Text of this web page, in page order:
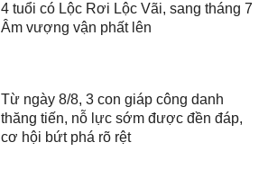
4 tuổi có Lộc Rơi Lộc Vãi, sang tháng 7
Âm vượng vận phất lên
Từ ngày 8/8, 3 con giáp công danh
thăng tiến, nỗ lực sớm được đền đáp,
cơ hội bứt phá rõ rệt